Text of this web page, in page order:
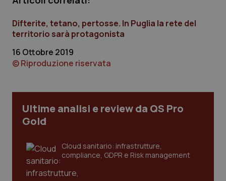
Calabria
Campania
Emilia-Romagna
Lazio
Lombardia
Asma & BPCO
Car-T
Colesterolo & coronaropatie
Diabete & glucometri
Dolore
Difterite, tetano, pertosse. In Puglia la rete del
territorio sarà protagonista
16 Ottobre 2019
© Riproduzione riservata
Ultime analisi e review da QS Pro
Gold
Cloud sanitario: infrastrutture,
compliance, GDPR e Risk management